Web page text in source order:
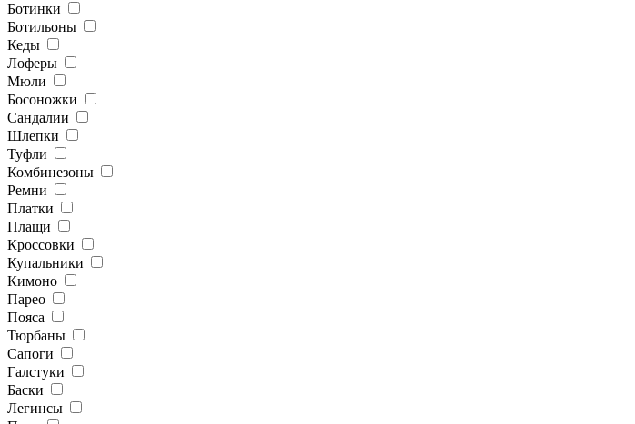
Ботинки
Ботильоны
Кеды
Лоферы
Мюли
Босоножки
Сандалии
Шлепки
Туфли
Комбинезоны
Ремни
Платки
Плащи
Кроссовки
Купальники
Кимоно
Парео
Пояса
Тюрбаны
Сапоги
Галстуки
Баски
Легинсы